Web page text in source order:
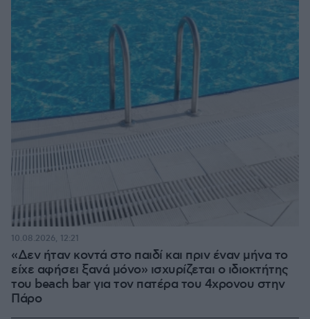
«Δεν ήταν κοντά στο παιδί και πριν έναν μήνα το
είχε αφήσει ξανά μόνο» ισχυρίζεται ο ιδιοκτήτης
του beach bar για τον πατέρα του 4χρονου στην
Πάρο
10.08.2026, 12:21